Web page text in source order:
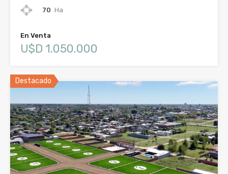
70 Ha
En Venta
U$D 1.050.000
Destacado